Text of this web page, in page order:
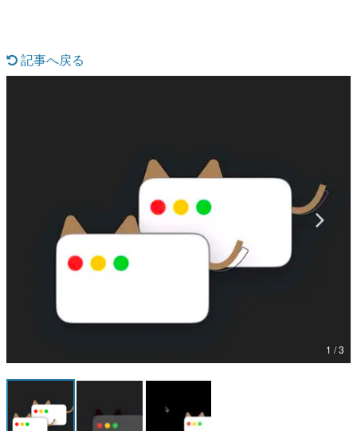
なんでゲームは面白い？
「経験値」「裏技」「ラスボス」… ゲームにまつわる言葉
の起源や用法の変遷を、コンピューター文化史研究家・タ
イニーP氏が徹底調査。
カテゴリ
女性向け
その他
電ファミニコゲーマーとは？
記事へ戻る
1 / 3